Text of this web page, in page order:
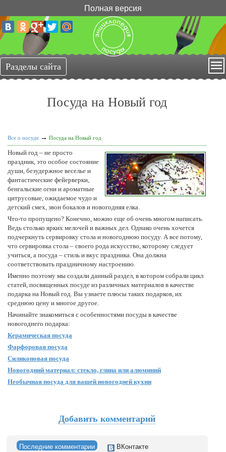
Полная версия
Посуда на Новый год
Все о посуде → Посуда на Новый год
Новый год – не просто
праздник, это особое состояние
души, безудержное веселье и
фантастические фейерверки,
бенгальские огни и ароматные
цитрусовые, ожидаемое чудо и
детский смех, звон бокалов и новогодняя елка.
Что-то пропущено? Конечно, можно еще об очень многом написать.
Ведь столько ярких мелочей и важных дел. Однако очень хочется
подчеркнуть сервировку стола и новогоднюю посуду. А все потому,
что сервировка стола – своего рода искусство, которому следует
учиться, а посуда – стиль и вкус праздника. Она должна
соответствовать праздничному настроению.
Именно поэтому мы создали данный раздел, в котором собрали цикл
статей, посвященных посуде из различных материалов в качестве
подарка на Новый год. Вы узнаете плюсы таких подарков, их
среднюю цену и многое другое.
Начинайте знакомиться с особенностями посуды в качестве
новогоднего подарка:
Керамическая посуда
Фарфоровая посуда
Силиконовая посуда
Новогодний материал: cтекло, глина или алюминий
Необычная посуда для вашей новогодней кухни
Добавить комментарий
Последние комментарии ВКонтакте